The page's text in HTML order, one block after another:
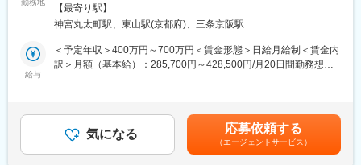
修のみならず、エンジニア主催の勉強会が900回以上開催されて
おります。
定年までの長い時間軸で、給与や将来について不安を感じること
なく、仕事に集中できるように、「待遇面」での支援も充実して
変動に強い会社としてランキング入りをしております（東洋経済
オンライン）
変更の範囲：会社の定める業務
入社後はベテランエンジニアのもとで、仕様検討～設計～評価ま
で段階的に経験を積んでいただきます。
※プロジェクトや担当フェーズはご経験により決定いたします。
＜1＞小物電子機器、イヤホン、ゲーミングコントローラーなどオ
製品の設計を実施しております。
＜2＞新規プロジェクトの設計：
ネットワーク・センサー・AI・モバイルアプリを組み合わせた、
勤務地
【最寄り駅】
神宮丸太町駅、東山駅(京都府)、三条京阪駅
給与
＜予定年収＞400万円～700万円＜賃金形態＞日給月給制＜賃金内
訳＞月額（基本給）：285,700円～428,500円/月20日間勤務想定
り、選考を通じて上下する可能性があります。月給(月額)は固定手
当を含めた表記です。
気になる 応募依頼する
（エージェントサービス）